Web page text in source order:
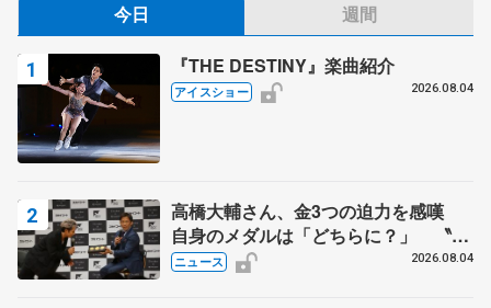
今日 週間
『THE DESTINY』楽曲紹介
アイスショー 2026.08.04
高橋大輔さん、金3つの迫力を感嘆
自身のメダルは「どちらに？」 〝リ
ス兄弟〟オリンピック3連覇の野村忠
ニュース 2026.08.04